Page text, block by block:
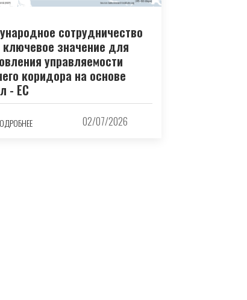
сотрудничество
ключевое значение для
управляемости
коридора на основе
- ЕС
02/07/2026